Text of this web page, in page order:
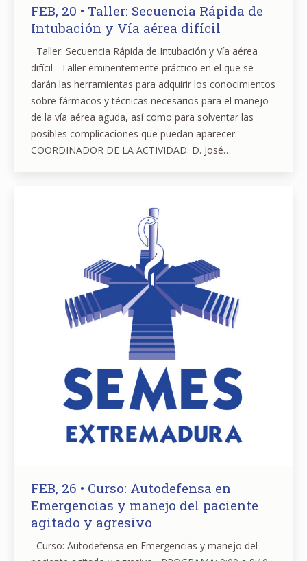
FEB, 20 • Taller: Secuencia Rápida de
Intubación y Vía aérea difícil
Taller: Secuencia Rápida de Intubación y Vía aérea
difícil Taller eminentemente práctico en el que se
darán las herramientas para adquirir los conocimientos
sobre fármacos y técnicas necesarios para el manejo
de la vía aérea aguda, así como para solventar las
posibles complicaciones que puedan aparecer.
COORDINADOR DE LA ACTIVIDAD: D. José…
FEB, 26 • Curso: Autodefensa en
Emergencias y manejo del paciente
agitado y agresivo
Curso: Autodefensa en Emergencias y manejo del